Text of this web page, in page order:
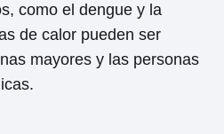
como el dengue y la
de calor pueden ser
mayores y las personas